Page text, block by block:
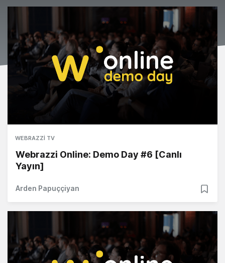
WEBRAZZI TV
Webrazzi Online: Demo Day #6 [Canlı
Yayın]
Arden Papuççiyan